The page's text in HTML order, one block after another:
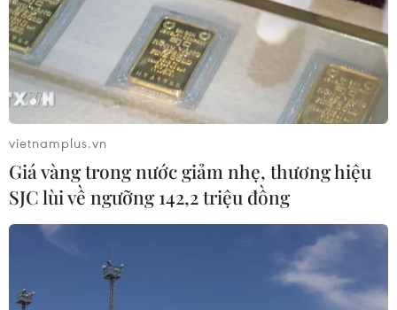
#VN-Index
#chiến lược giao dịch ngắn hạn
vietnamplus.vn
Giá vàng trong nước giảm nhẹ, thương hiệu
SJC lùi về ngưỡng 142,2 triệu đồng